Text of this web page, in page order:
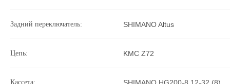
Задний переключатель: SHIMANO Altus
Цепь: KMC Z72
Кассета: